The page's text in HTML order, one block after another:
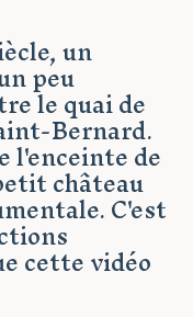
un
peu
le quai de
Bernard.
l'enceinte de
château
C'est
cette vidéo